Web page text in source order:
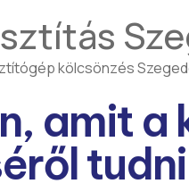
kölcsönzés
amit